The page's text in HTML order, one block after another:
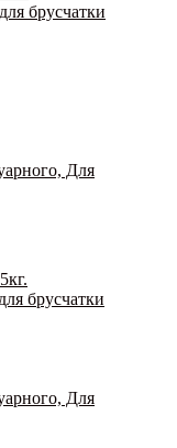
брусчатки
Для
брусчатки
Для